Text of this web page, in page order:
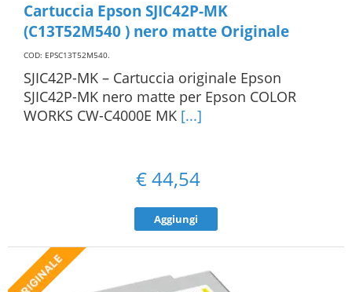
Cartuccia Epson SJIC42P-MK
(C13T52M540 ) nero matte Originale
COD: EPSC13T52M540.
SJIC42P-MK – Cartuccia originale Epson
SJIC42P-MK nero matte per Epson COLOR
WORKS CW-C4000E MK [...]
€44,54
Aggiungi